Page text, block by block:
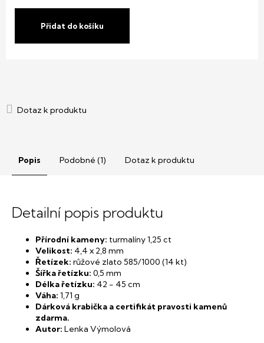
Přidat do košíku
Popis Podobné (1) Dotaz k produktu
Detailní popis produktu
Přírodní kameny: turmalíny 1,25 ct
Velikost: 4,4 x 2,8 mm
Řetízek: růžové zlato 585/1000 (14 kt)
Šířka řetízku: 0,5 mm
Délka řetízku: 42 - 45 cm
Váha: 1,71 g
Dárková krabička a certifikát pravosti kamenů
zdarma.
Autor: Lenka Výmolová